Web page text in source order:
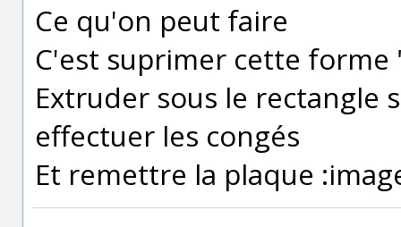
Ce qu'on peut faire
C'est suprimer cette forme
Extruder sous le rectangle
effectuer les congés
Et remettre la plaque